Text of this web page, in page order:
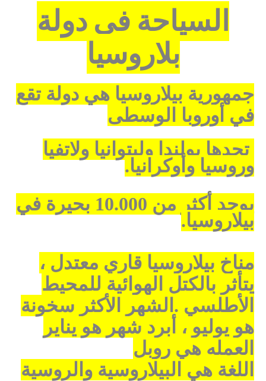
السياحة في دولة
بلاروسيا
جمهورية بيلاروسيا هي دولة تقع
في أوروبا الوسطى
تحدها بولندا وليتوانيا ولاتفيا
وروسيا وأوكرانيا.
يوجد أكثر من 10.000 بحيرة في
بيلاروسيا.
مناخ بيلاروسيا قاري معتدل ،
يتأثر بالكتل الهوائية للمحيط
الأطلسي . الشهر الأكثر سخونة
هو يوليو ، أبرد شهر هو يناير
العمله هي روبل
اللغة هي البيلاروسية والروسية